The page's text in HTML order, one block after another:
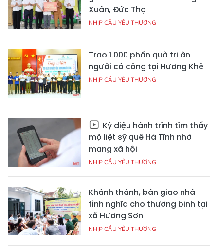
Xuân, Đức Thọ
NHỊP CẦU YÊU THƯƠNG
Trao 1.000 phần quà tri ân
người có công tại Hương Khê
NHỊP CẦU YÊU THƯƠNG
Kỳ diệu hành trình tìm thấy
mộ liệt sỹ quê Hà Tĩnh nhờ
mạng xã hội
NHỊP CẦU YÊU THƯƠNG
Khánh thành, bàn giao nhà
tình nghĩa cho thương binh tại
xã Hương Sơn
NHỊP CẦU YÊU THƯƠNG